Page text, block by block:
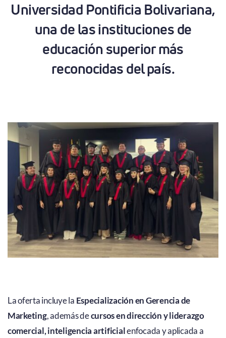
Universidad Pontificia Bolivariana,
una de las instituciones de
educación superior más
reconocidas del país.
La oferta incluye la Especialización en Gerencia de
Marketing, además decursos en dirección y liderazgo
comercial, inteligencia artificialenfocada y aplicada a